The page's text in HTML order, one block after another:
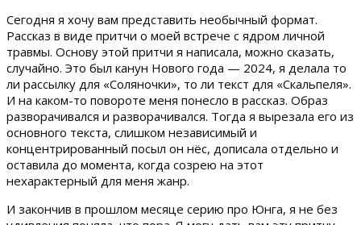
Сегодня я хочу вам представить необычный формат.
Рассказ в виде притчи о моей встрече с ядром личной
травмы. Основу этой притчи я написала, можно сказать,
случайно. Это был канун Нового года — 2024, я делала то
ли рассылку для «Соляночки», то ли текст для «Скальпеля».
И на каком-то повороте меня понесло в рассказ. Образ
разворачивался и разворачивался. Тогда я вырезала его из
основного текста, слишком независимый и
концентрированный посыл он нёс, дописала отдельно и
оставила до момента, когда созрею на этот
нехарактерный для меня жанр.
И закончив в прошлом месяце серию про Юнга, я не без